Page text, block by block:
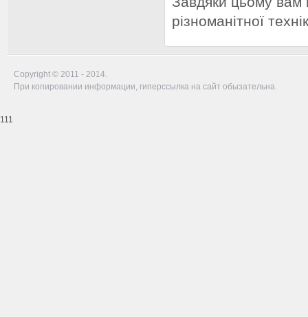
різноманітної
Copyright © 2011 - 2014.
При копировании информации, гиперссылка на сайт обызательна.
111